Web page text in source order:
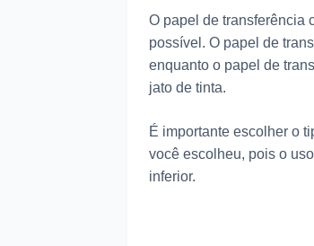
O papel de transferência
possível. O papel de
enquanto o papel de
jato de tinta.
É importante escolher o
você escolheu, pois o
inferior.